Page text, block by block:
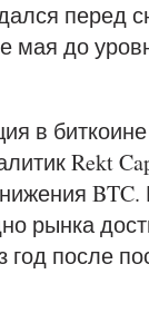
перед
мая до
в
Rekt
рынка
год после